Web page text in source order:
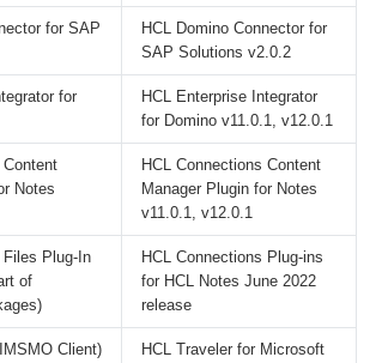
for SAP
HCL Domino Connector for
SAP Solutions v2.0.2
for
HCL Enterprise Integrator
for Domino v11.0.1, v12.0.1
Content
Notes
HCL Connections Content
Manager Plugin for Notes
v11.0.1, v12.0.1
Files Plug-In
of
HCL Connections Plug-ins
for HCL Notes June 2022
release
Client) HCL Traveler for Microsoft